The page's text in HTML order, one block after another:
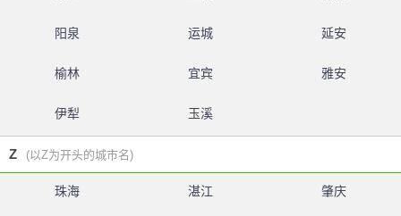
阳泉 运城 延安
榆林 宜宾 雅安
伊犁 玉溪
Z (以Z为开头的城市名)
珠海 湛江 肇庆